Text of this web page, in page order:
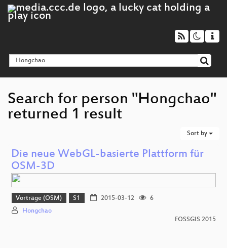
Search for person "Hongchao"
returned 1 result
Sort by
Die neue WebGL-basierte Plattform für
OSM-3D
Vorträge (OSM) S1 2015-03-12
6
Hongchao
FOSSGIS 2015